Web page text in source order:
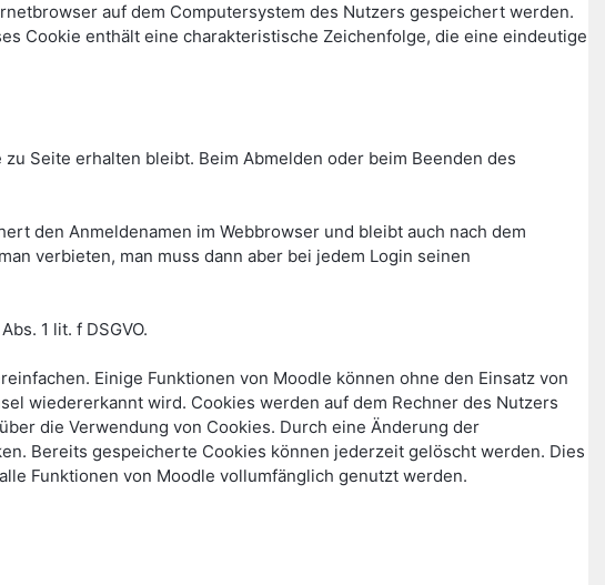
auf dem Computersystem des Nutzers gespeichert werden.
Cookie enthält eine charakteristische Zeichenfolge, die eine eindeutige
Seite erhalten bleibt. Beim Abmelden oder beim Beenden des
den Anmeldenamen im Webbrowser und bleibt auch nach dem
verbieten, man muss dann aber bei jedem Login seinen
1 lit. f DSGVO.
Einige Funktionen von Moodle können ohne den Einsatz von
wiedererkannt wird. Cookies werden auf dem Rechner des Nutzers
die Verwendung von Cookies. Durch eine Änderung der
Bereits gespeicherte Cookies können jederzeit gelöscht werden. Dies
Funktionen von Moodle vollumfänglich genutzt werden.